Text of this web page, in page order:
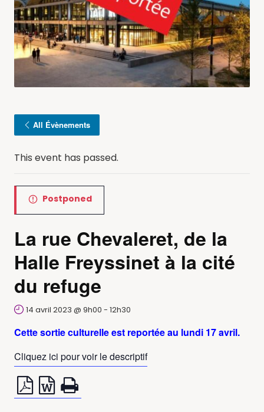
All Évènements
This event has passed.
Postponed
La rue Chevaleret, de la
Halle Freyssinet à la cité
du refuge
14 avril 2023 @ 9h00 - 12h30
Cette sortie culturelle est reportée au lundi 17 avril.
Cliquez ici pour voir le descriptif